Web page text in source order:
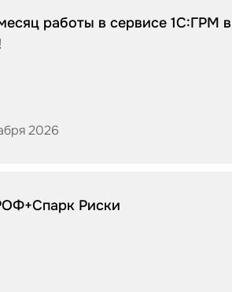
работы в сервисе 1С:ГРМ в
2026
Риски